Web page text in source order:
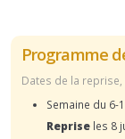
Programme
Dates de la
Semaine du 6-
Reprise les 8